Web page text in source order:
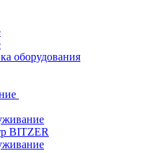
оборудования
BITZER